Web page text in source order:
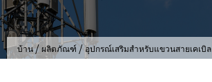
บ้าน/ ผลิตภัณฑ์ /อุปกรณ์เสริมสำหรับแขวนสายเคเบิล